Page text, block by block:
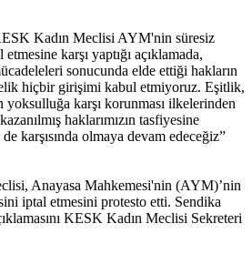
Kadın Meclisi AYM'nin süresiz
karşı yaptığı açıklamada,
sonucunda elde ettiği hakların
hiçbir girişimi kabul etmiyoruz. Eşitlik,
yoksulluğa karşı korunması ilkelerinden
haklarımızın tasfiyesine
karşısında olmaya devam edeceğiz”
Anayasa Mahkemesi'nin (AYM)’nin
iptal etmesini protesto etti. Sendika
KESK Kadın Meclisi Sekreteri